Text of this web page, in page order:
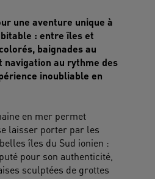
une aventure unique à
: entre îles et
baignades au
navigation au rythme des
inoubliable en
en mer permet
laisser porter par les
îles du Sud ionien :
pour son authenticité,
sculptées de grottes